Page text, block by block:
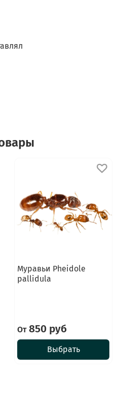
Муравьи Pheidole
pallidula
От850 руб
Выбрать